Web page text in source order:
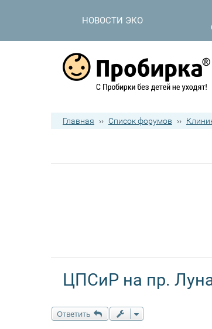
НОВОСТИ ЭКО
Главная ›› Список форумов ››
ЦПСиР на пр.
Ответить